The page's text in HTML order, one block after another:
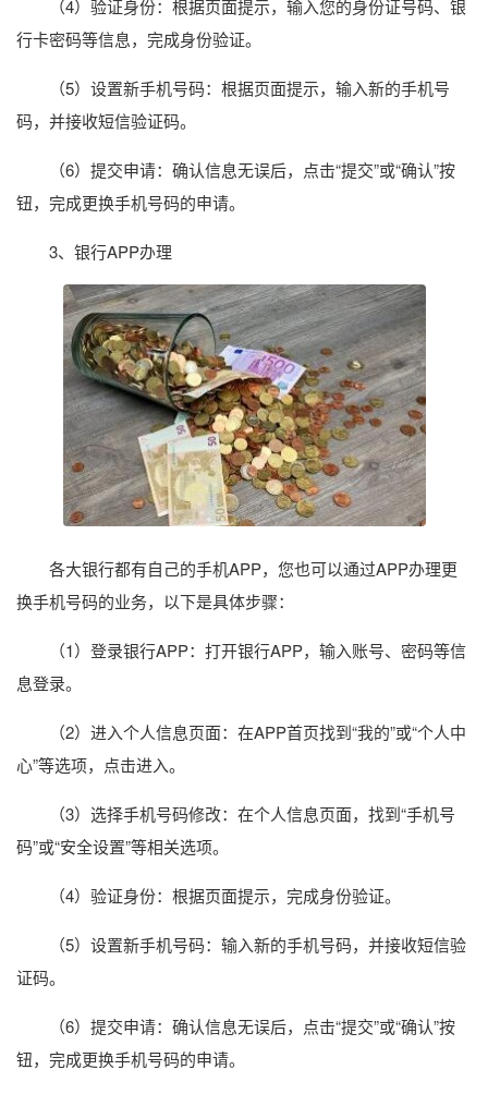
（4）验证身份：根据页面提示，输入您的身份证号码、银
行卡密码等信息，完成身份验证。
（5）设置新手机号码：根据页面提示，输入新的手机号
码，并接收短信验证码。
（6）提交申请：确认信息无误后，点击“提交”或“确认”按
钮，完成更换手机号码的申请。
3、银行APP办理
各大银行都有自己的手机APP，您也可以通过APP办理更
换手机号码的业务，以下是具体步骤：
（1）登录银行APP：打开银行APP，输入账号、密码等信
息登录。
（2）进入个人信息页面：在APP首页找到“我的”或“个人中
心”等选项，点击进入。
（3）选择手机号码修改：在个人信息页面，找到“手机号
码”或“安全设置”等相关选项。
（4）验证身份：根据页面提示，完成身份验证。
（5）设置新手机号码：输入新的手机号码，并接收短信验
证码。
（6）提交申请：确认信息无误后，点击“提交”或“确认”按
钮，完成更换手机号码的申请。